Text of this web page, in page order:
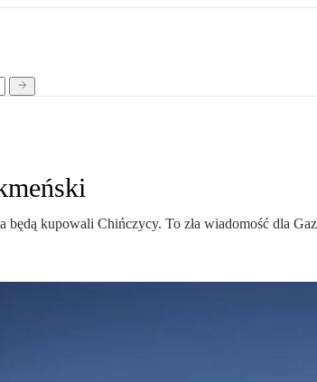
będą kupowali Chińczycy. To zła wiadomość dla